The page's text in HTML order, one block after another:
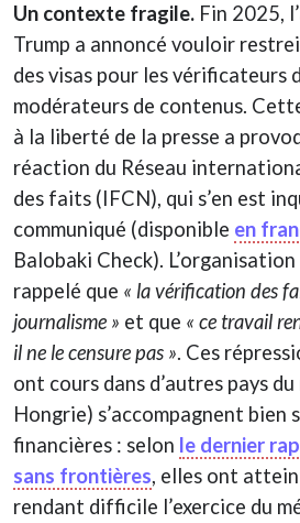
Un contexte fragile. Fin 2025,
Trump a annoncé vouloir
des visas pour les vérificateurs
modérateurs de contenus.
à la liberté de la presse a
réaction du Réseau
des faits (IFCN), qui s’en est
communiqué (disponible en
Balobaki Check).
rappelé que « la vérification des
journalisme » et que « ce travail
il ne le censure pas ». Ces
ont cours dans d’autres pays
Hongrie) s’accompagnent bien
financières : selon le dernier
sans frontières, elles ont
rendant difficile l’exercice du